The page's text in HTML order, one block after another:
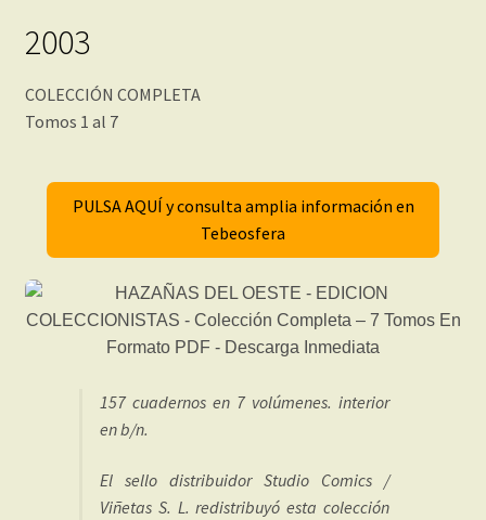
2003
COLECCIÓN COMPLETA
Tomos 1 al 7
PULSA AQUÍ y consulta amplia información en
Tebeosfera
157 cuadernos en 7 volúmenes. interior
en b/n.
El sello distribuidor Studio Comics /
Viñetas S. L. redistribuyó esta colección